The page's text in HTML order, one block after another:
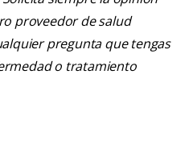
proveedor de salud
pregunta que tengas
o tratamiento